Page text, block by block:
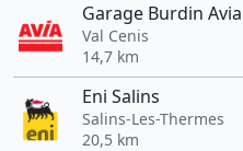
Garage Burdin Avia
Val Cenis
14,7 km
Eni Salins
Salins-Les-Thermes
20,5 km